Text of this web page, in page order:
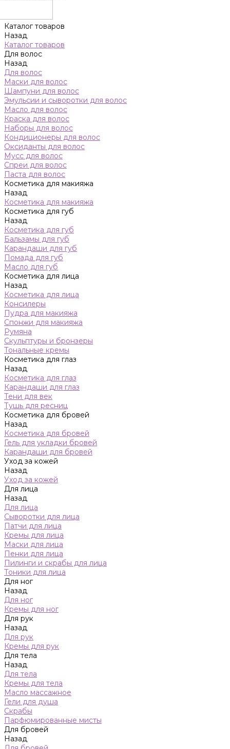
Каталог товаров
Назад
Каталог товаров
Для волос
Назад
Для волос
Маски для волос
Шампуни для волос
Эмульсии и сыворотки для волос
Масло для волос
Краска для волос
Наборы для волос
Кондиционеры для волос
Оксиданты для волос
Мусс для волос
Спреи для волос
Паста для волос
Косметика для макияжа
Назад
Косметика для макияжа
Косметика для губ
Назад
Косметика для губ
Бальзамы для губ
Карандаши для губ
Помада для губ
Масло для губ
Косметика для лица
Назад
Косметика для лица
Консилеры
Пудра для макияжа
Спонжи для макияжа
Румяна
Скульптуры и бронзеры
Тональные кремы
Косметика для глаз
Назад
Косметика для глаз
Карандаши для глаз
Тени для век
Тушь для ресниц
Косметика для бровей
Назад
Косметика для бровей
Гель для укладки бровей
Карандаши для бровей
Уход за кожей
Назад
Уход за кожей
Для лица
Назад
Для лица
Сыворотки для лица
Патчи для лица
Кремы для лица
Маски для лица
Пенки для лица
Пилинги и скрабы для лица
Тоники для лица
Для ног
Назад
Для ног
Кремы для ног
Для рук
Назад
Для рук
Кремы для рук
Для тела
Назад
Для тела
Кремы для тела
Масло массажное
Гели для душа
Скрабы
Парфюмированные мисты
Для бровей
Назад